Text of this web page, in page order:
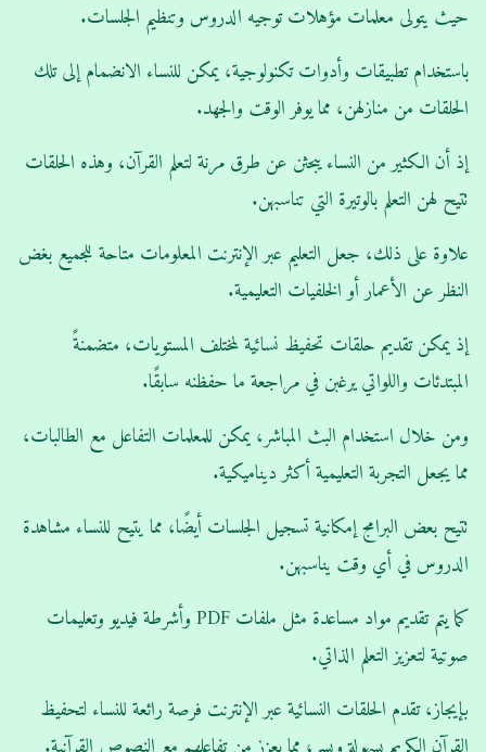
حيث يتولى معلمات مؤهلات توجيه الدروس وتنظيم الجلسات.
باستخدام تطبيقات وأدوات تكنولوجية، يمكن للنساء الانضمام إلى تلك
الحلقات من منازلهن، مما يوفر الوقت والجهد.
إذ أن الكثير من النساء يبحثن عن طرق مرنة لتعلم القرآن، وهذه الحلقات
تتيح لهن التعلم بالوتيرة التي تناسبهن.
علاوة على ذلك، جعل التعليم عبر الإنترنت المعلومات متاحة للجميع بغض
النظر عن الأعمار أو الخلفيات التعليمية.
إذ يمكن تقديم حلقات تحفيظ نسائية لمختلف المستويات، متضمنةً
المبتدئات واللواتي يرغبن في مراجعة ما حفظنه سابقًا.
ومن خلال استخدام البث المباشر، يمكن للمعلمات التفاعل مع الطالبات،
مما يجعل التجربة التعليمية أكثر ديناميكية.
تتيح بعض البرامج إمكانية تسجيل الجلسات أيضًا، مما يتيح للنساء مشاهدة
الدروس في أي وقت يناسبهن.
كما يتم تقديم مواد مساعدة مثل ملفات PDF وأشرطة فيديو وتعليمات
صوتية لتعزيز التعلم الذاتي.
بإيجاز، تقدم الحلقات النسائية عبر الإنترنت فرصة رائعة للنساء لتحفيظ